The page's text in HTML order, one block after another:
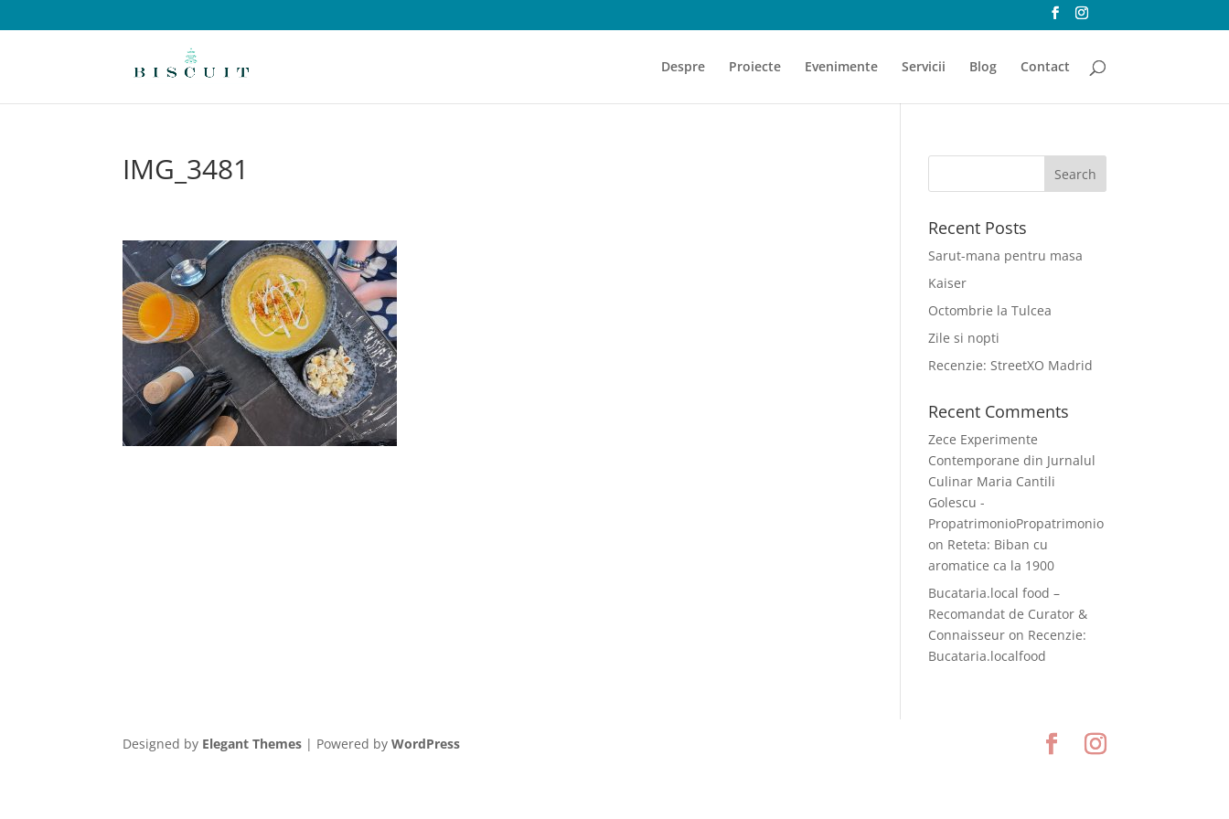
Despre Proiecte Evenimente Servicii Blog Contact
IMG_3481
Recent Posts
Sarut-mana pentru masa
Kaiser
Octombrie la Tulcea
Zile si nopti
Recenzie: StreetXO Madrid
Recent Comments
Zece Experimente
Contemporane din Jurnalul
Culinar Maria Cantili
Golescu -
PropatrimonioPropatrimonio
on Reteta: Biban cu
aromatice ca la 1900
Bucataria.local food –
Recomandat de Curator &
Connaisseur on Recenzie:
Bucataria.localfood
Designed by Elegant Themes | Powered byWordPress